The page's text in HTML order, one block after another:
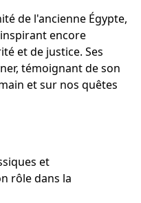
de l'ancienne Égypte,
encore
et de justice. Ses
témoignant de son
et sur nos quêtes
et
rôle dans la